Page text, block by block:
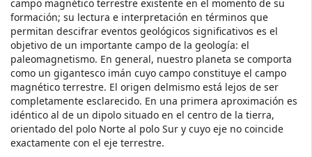
campo magnético terrestre existente en el momento de su
formación; su lectura e interpretación en términos que
permitan descifrar eventos geológicos significativos es el
objetivo de un importante campo de la geología: el
paleomagnetismo. En general, nuestro planeta se comporta
como un gigantesco imán cuyo campo constituye el campo
magnético terrestre. El origen delmismo está lejos de ser
completamente esclarecido. En una primera aproximación es
idéntico al de un dipolo situado en el centro de la tierra,
orientado del polo Norte al polo Sur y cuyo eje no coincide
exactamente con el eje terrestre.